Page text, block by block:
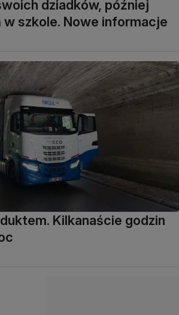
dziadków, później
w szkole. Nowe informacje
Kilkanaście godzin